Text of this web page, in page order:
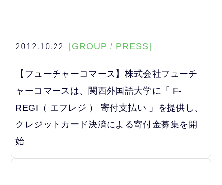
2012.10.22 [GROUP / PRESS]
【フューチャーコマース】株式会社フューチ
ャーコマースは、関西外国語大学に「 F-
REGI（ エフレジ ） 寄付支払い 」を提供し、
クレジットカード決済による寄付金募集を開
始